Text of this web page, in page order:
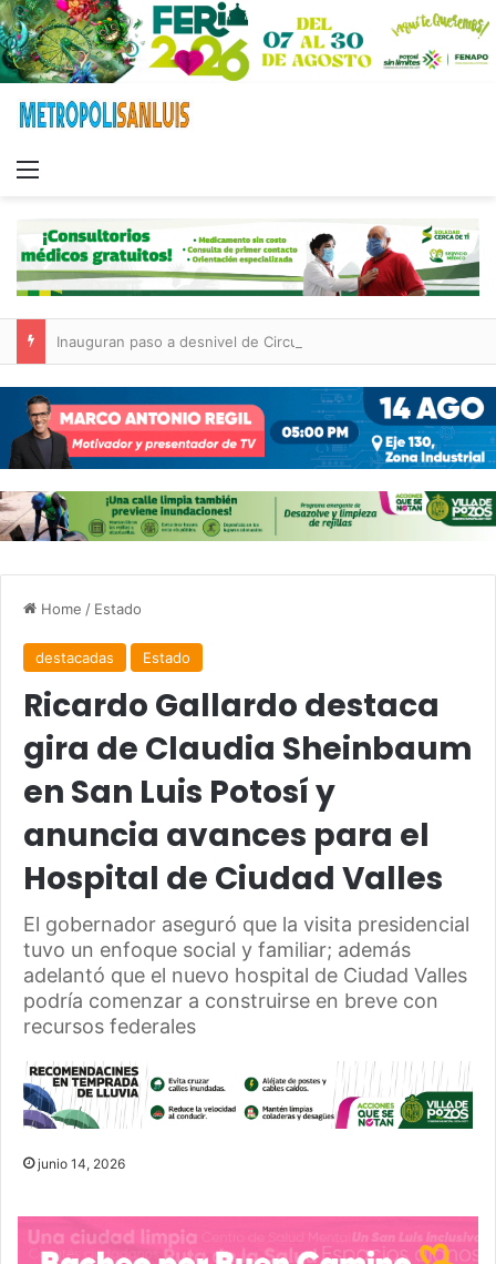
Home / Estado
destacadas Estado
Ricardo Gallardo destaca
gira de Claudia Sheinbaum
en San Luis Potosí y
anuncia avances para el
Hospital de Ciudad Valles
El gobernador aseguró que la visita presidencial
tuvo un enfoque social y familiar; además
adelantó que el nuevo hospital de Ciudad Valles
podría comenzar a construirse en breve con
recursos federales
junio 14, 2026